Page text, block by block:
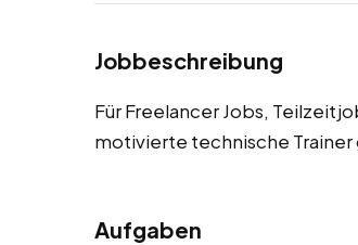
Jobbeschreibung
Für Freelancer Jobs,
motivierte technische Trainer
Aufgaben